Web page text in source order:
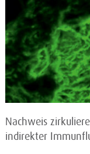
Nachweis
indirekter